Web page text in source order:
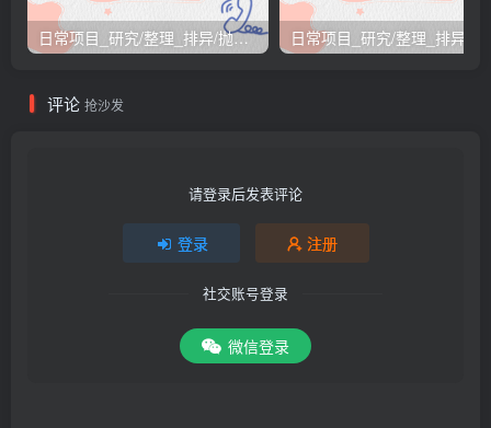
日常项目_研究/整理_排异/抛弃汇总[26.3.15-3.21整理]
评论 抢沙发
请登录后发表评论
登录 注册
社交账号登录
微信登录